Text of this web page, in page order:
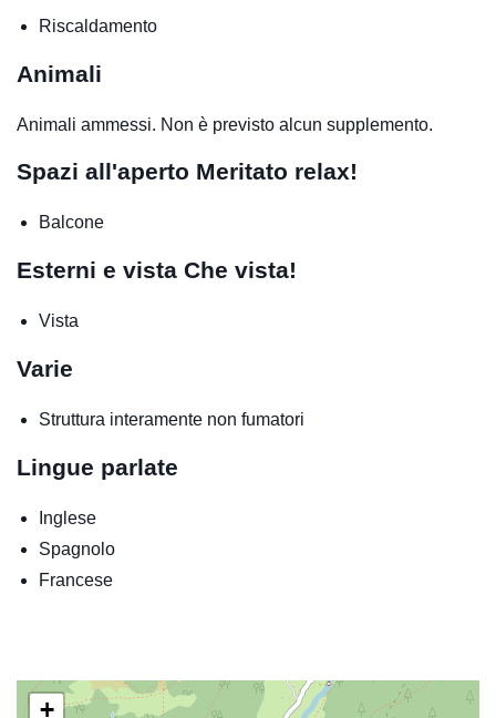
Riscaldamento
Animali
Animali ammessi. Non è previsto alcun supplemento.
Spazi all'aperto Meritato relax!
Balcone
Esterni e vista Che vista!
Vista
Varie
Struttura interamente non fumatori
Lingue parlate
Inglese
Spagnolo
Francese
+